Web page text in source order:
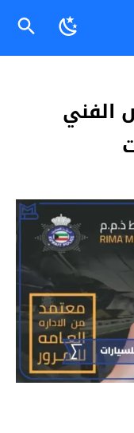
الفني